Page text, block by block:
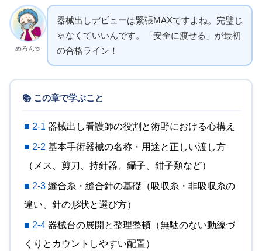
めろん🍈
器械出しデビューは緊張MAXですよね。完璧じ
ゃなくていいんです。「安全に渡せる」が最初
の合格ライン！
📚 この章で学ぶこと
■ 2-1 器械出し看護師の役割と術野における心構え
■ 2-2 基本手術器械の名称・用途と正しい渡し方
（メス、剪刀、持針器、鑷子、鉗子類など）
■ 2-3縫合糸・縫合針の基礎（吸収糸・非吸収糸の
違い、針の形状と選び方）
■ 2-4器械台の展開と整理整頓（無駄のない動線づ
くりとカウントしやすい配置）